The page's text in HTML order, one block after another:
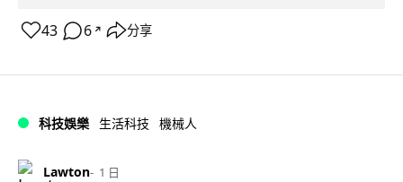
43 6 ↗ 分享
科技娛樂 生活科技 機械人
Lawton 1 日